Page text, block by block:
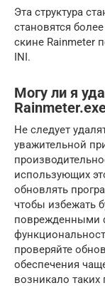
Эта структура
становятся
скине Rainmeter
INI.
Могу ли я
Не следует
уважительной
использующих
обновлять
чтобы избежать
поврежденными
проверяйте
обеспечения
возникало таких